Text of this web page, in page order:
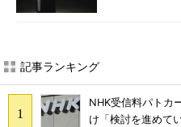
記事ランキング
NHK受信料パトカ
け「検討を進めて